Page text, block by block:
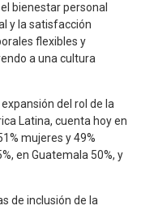
bienestar personal
y la satisfacción
flexibles y
a una cultura
del rol de la
Latina, cuenta hoy en
mujeres y 49%
en Guatemala 50%, y
de inclusión de la